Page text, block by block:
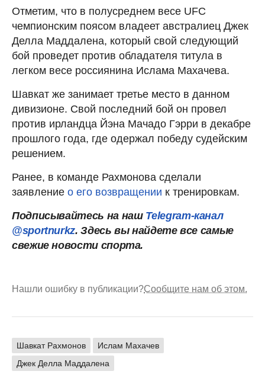
Отметим, что в полусреднем весе UFC
чемпионским поясом владеет австралиец Джек
Делла Маддалена, который свой следующий
бой проведет против обладателя титула в
легком весе россиянина Ислама Махачева.
Шавкат же занимает третье место в данном
дивизионе. Свой последний бой он провел
против ирландца Йэна Мачадо Гэрри в декабре
прошлого года, где одержал победу судейским
решением.
Ранее, в команде Рахмонова сделали
заявление о его возвращении к тренировкам.
Подписывайтесь на наш Telegram-канал
@sportnurkz. Здесь вы найдете все самые
свежие новости спорта.
Нашли ошибку в публикации?Сообщите нам об этом.
Шавкат Рахмонов
Ислам Махачев
Джек Делла Маддалена